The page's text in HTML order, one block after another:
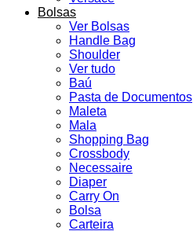
Bolsas
Ver Bolsas
Handle Bag
Shoulder
Ver tudo
Baú
Pasta de Documentos
Maleta
Mala
Shopping Bag
Crossbody
Necessaire
Diaper
Carry On
Bolsa
Carteira